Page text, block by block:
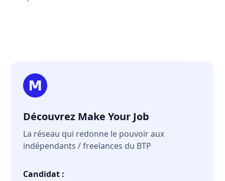
Découvrez Make Your Job
La réseau qui redonne le pouvoir aux
indépendants / freelances du BTP
Candidat :